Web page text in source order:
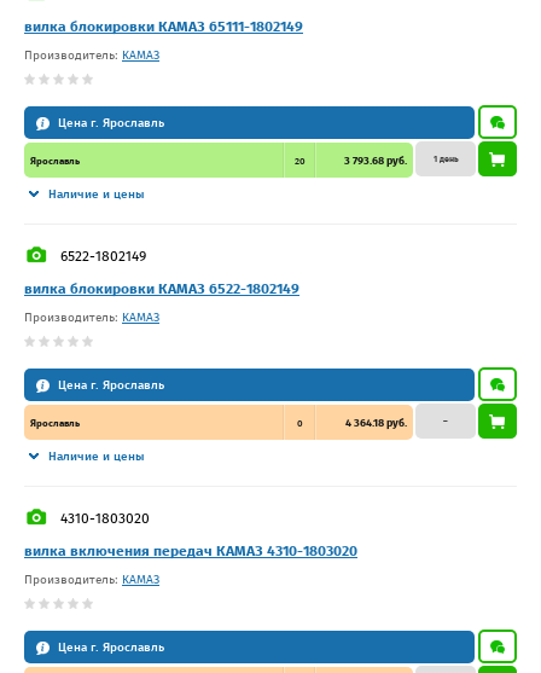
вилка блокировки КАМАЗ 65111-1802149
Производитель: КАМАЗ
Цена г. Ярославль
Ярославль 20 3 793.68 руб.
Наличие и цены
1 день
6522-1802149
вилка блокировки КАМАЗ 6522-1802149
Производитель: КАМАЗ
Цена г. Ярославль
Ярославль 0 4 364.18 руб.
Наличие и цены
–
4310-1803020
вилка включения передач КАМАЗ 4310-1803020
Производитель: КАМАЗ
Цена г. Ярославль